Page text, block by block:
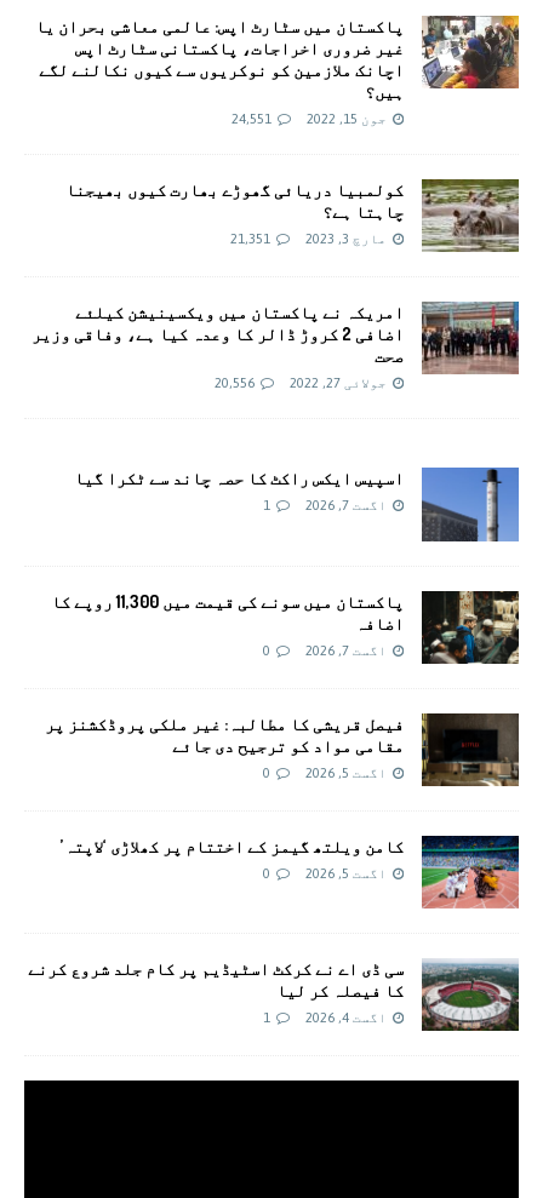
پاکستان میں سٹارٹ اپس: عالمی معاشی بحران یا
غیر ضروری اخراجات، پاکستانی سٹارٹ اپس
اچانک ملازمین کو نوکریوں سے کیوں نکالنے لگے
ہیں؟
جون 15, 2022 24,551
کولمبیا دریائی گھوڑے بھارت کیوں بھیجنا
چاہتا ہے؟
مارچ 3, 2023 21,351
امريکہ نے پاکستان میں ویکسینیشن کیلئے
اضافی 2 کروڑ ڈالر کا وعدہ کیا ہے، وفاقی وزیر
صحت
جولائی 27, 2022 20,556
اسپیس ایکس راکٹ کا حصہ چاند سے ٹکرا گیا
اگست 7, 2026 1
پاکستان میں سونے کی قیمت میں 11,300 روپے کا
اضافہ
اگست 7, 2026 0
فیصل قریشی کا مطالبہ: غیر ملکی پروڈکشنز پر
مقامی مواد کو ترجیح دی جائے
اگست 5, 2026 0
کامن ویلتھ گیمز کے اختتام پر کھلاڑی ‘لاپتہ’
اگست 5, 2026 0
سی ڈی اے نے کرکٹ اسٹیڈیم پر کام جلد شروع کرنے
کا فیصلہ کر لیا
اگست 4, 2026 1